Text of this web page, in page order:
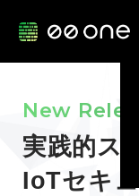
New
実践的ス
IoTセキ